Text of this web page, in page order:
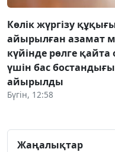
Көлік жүргізу
айырылған азамат
күйінде рөлге
үшін бас
айырылды
Бүгін, 12:58
Жаңалықтар